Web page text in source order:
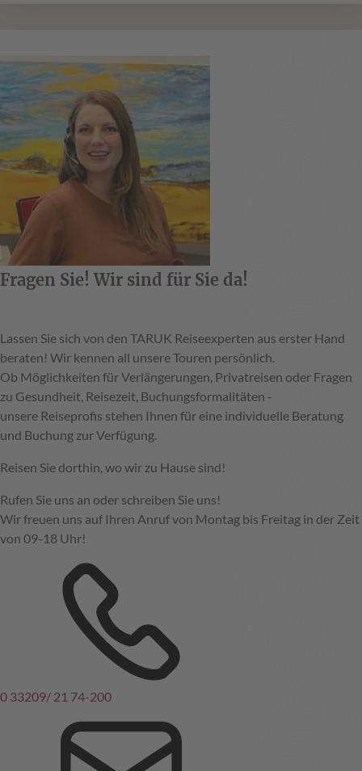
Fragen Sie! Wir sind für Sie da!
Lassen Sie sich von den TARUK Reiseexperten aus erster Hand
beraten! Wir kennen all unsere Touren persönlich.
Ob Möglichkeiten für Verlängerungen, Privatreisen oder Fragen
zu Gesundheit, Reisezeit, Buchungsformalitäten -
unsere Reiseprofis stehen Ihnen für eine individuelle Beratung
und Buchung zur Verfügung.
Reisen Sie dorthin, wo wir zu Hause sind!
Rufen Sie uns an oder schreiben Sie uns!
Wir freuen uns auf Ihren Anruf von Montag bis Freitag in der Zeit
von 09-18 Uhr!
0 33209/ 21 74-200